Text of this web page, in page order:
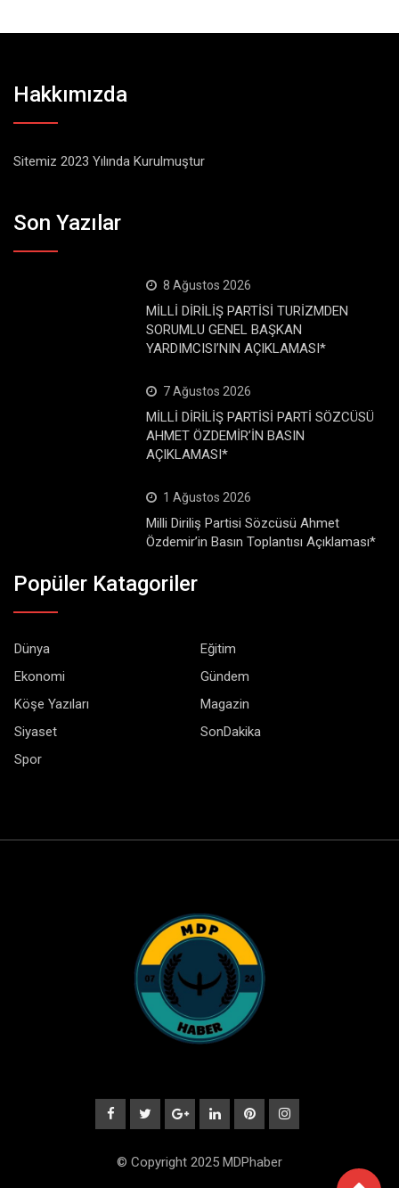
Hakkımızda
Sitemiz 2023 Yılında Kurulmuştur
Son Yazılar
8 Ağustos 2026
MİLLİ DİRİLİŞ PARTİSİ TURİZMDEN
SORUMLU GENEL BAŞKAN
YARDIMCISI’NIN AÇIKLAMASI*
7 Ağustos 2026
MİLLİ DİRİLİŞ PARTİSİ PARTİ SÖZCÜSÜ
AHMET ÖZDEMİR’İN BASIN
AÇIKLAMASI*
1 Ağustos 2026
Milli Diriliş Partisi Sözcüsü Ahmet
Özdemir’in Basın Toplantısı Açıklaması*
Popüler Katagoriler
Dünya
Eğitim
Ekonomi
Gündem
Köşe Yazıları
Magazin
Siyaset
SonDakika
Spor
© Copyright 2025 MDPhaber